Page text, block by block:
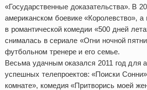
«Государственные доказательства». В
американском боевике «Королевство»,
в романтической комедии «500 дней
снималась в сериале «Огни ночной
футбольном тренере и его семье.
Весьма удачным оказался 2011 год для
успешных телепроектов: «Поиски
комнате», комедия «Притворись моей